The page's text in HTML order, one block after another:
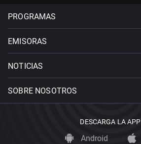
PROGRAMAS
EMISORAS
NOTICIAS
SOBRE NOSOTROS
DESCARGA LA APP
Android